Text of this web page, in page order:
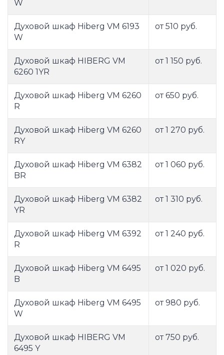
W
Духовой шкаф Hiberg VM 6193
W
от 510 руб.
Духовой шкаф HIBERG VM
6260 1YR
от 1 150 руб.
Духовой шкаф Hiberg VM 6260
R
от 650 руб.
Духовой шкаф Hiberg VM 6260
RY
от 1 270 руб.
Духовой шкаф Hiberg VM 6382
BR
от 1 060 руб.
Духовой шкаф Hiberg VM 6382
YR
от 1 310 руб.
Духовой шкаф Hiberg VM 6392
R
от 1 240 руб.
Духовой шкаф Hiberg VM 6495
B
от 1 020 руб.
Духовой шкаф Hiberg VM 6495
W
от 980 руб.
Духовой шкаф HIBERG VM
6495 Y
от 750 руб.